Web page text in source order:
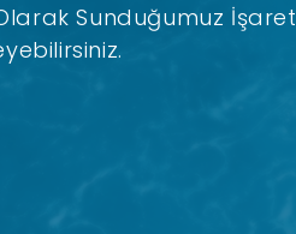
Sunduğumuz İşaret